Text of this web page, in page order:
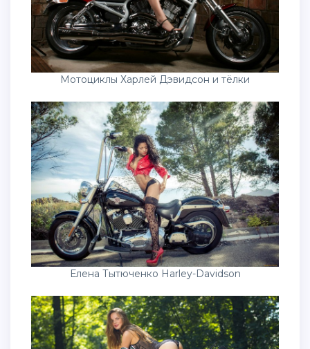
Мотоциклы Харлей Дэвидсон и тёлки
Елена Тытюченко Harley-Davidson